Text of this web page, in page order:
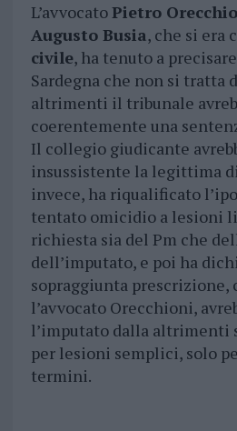
L’avvocatoPietro
Augusto Busia, che si era
civile, ha tenuto a
Sardegna che non si tratta
altrimenti il tribunale
coerentemente una
Il collegio giudicante
insussistente la legittima
invece, ha riqualificato
tentato omicidio a lesioni
richiesta sia del Pm che
dell’imputato, e poi ha
sopraggiunta prescrizione,
l’avvocato Orecchioni,
l’imputato dalla altrimenti
per lesioni semplici, solo
termini.